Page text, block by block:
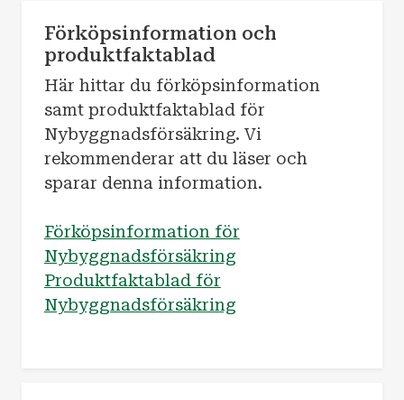
Förköpsinformation och
produktfaktablad
Här hittar du förköpsinformation
samt produktfaktablad för
Nybyggnadsförsäkring. Vi
rekommenderar att du läser och
sparar denna information.
Förköpsinformation för
Nybyggnadsförsäkring
Produktfaktablad för
Nybyggnadsförsäkring